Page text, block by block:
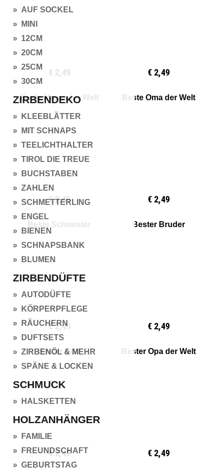
» AUF SOCKEL
» MINI
» 12CM
» 20CM
» 25CM
» 30CM
ZIRBENDEKO
» KLEEBLÄTTER
» MIT SCHNAPS
» TEELICHTHALTER
» TIROL DIE TREUE
» BUCHSTABEN
» ZAHLEN
» SCHMETTERLING
» ENGEL
» BIENEN
» SCHNAPSBANK
» BLUMEN
ZIRBENDÜFTE
» AUTODÜFTE
» KÖRPERPFLEGE
» RÄUCHERN
» DUFTSETS
» ZIRBENÖL & MEHR
» SPÄNE & LOCKEN
SCHMUCK
» HALSKETTEN
HOLZANHÄNGER
» FAMILIE
» FREUNDSCHAFT
» GEBURTSTAG
€ 2,49 € 2,49
Beste Mama der Welt
€ 2,49
Beste Oma der Welt
€ 2,49
Beste Schwester
€ 2,49
Bester Bruder
€ 2,49
Bester Göd
€ 2,49
Bester Opa der Welt
€ 2,49